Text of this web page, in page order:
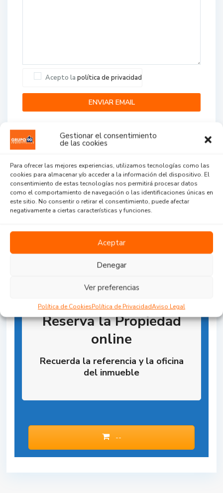
Gestionar el consentimiento
de las cookies
Para ofrecer las mejores experiencias, utilizamos tecnologías como las
cookies para almacenar y/o acceder a la información del dispositivo. El
consentimiento de estas tecnologías nos permitirá procesar datos
como el comportamiento de navegación o las identificaciones únicas en
este sitio. No consentir o retirar el consentimiento, puede afectar
negativamente a ciertas características y funciones.
Aceptar
Denegar
Ver preferencias
Política de CookiesPolítica de PrivacidadAviso Legal
Acepto la política de privacidad
Agent Reviews
...
Reserva la Propiedad
online
Recuerda la referencia y la oficina
del inmueble
--